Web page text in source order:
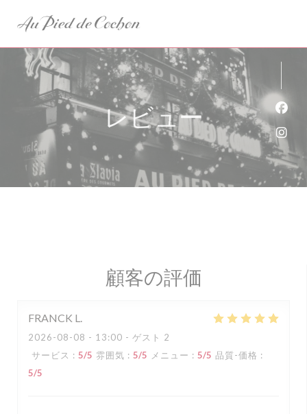
レビュー
顧客の評価
FRANCK L
2026-08-08 - 13:00 - ゲスト 2
サービス : 5/5 雰囲気 : 5/5 メニュー : 5/5 品質-価格 :
5/5